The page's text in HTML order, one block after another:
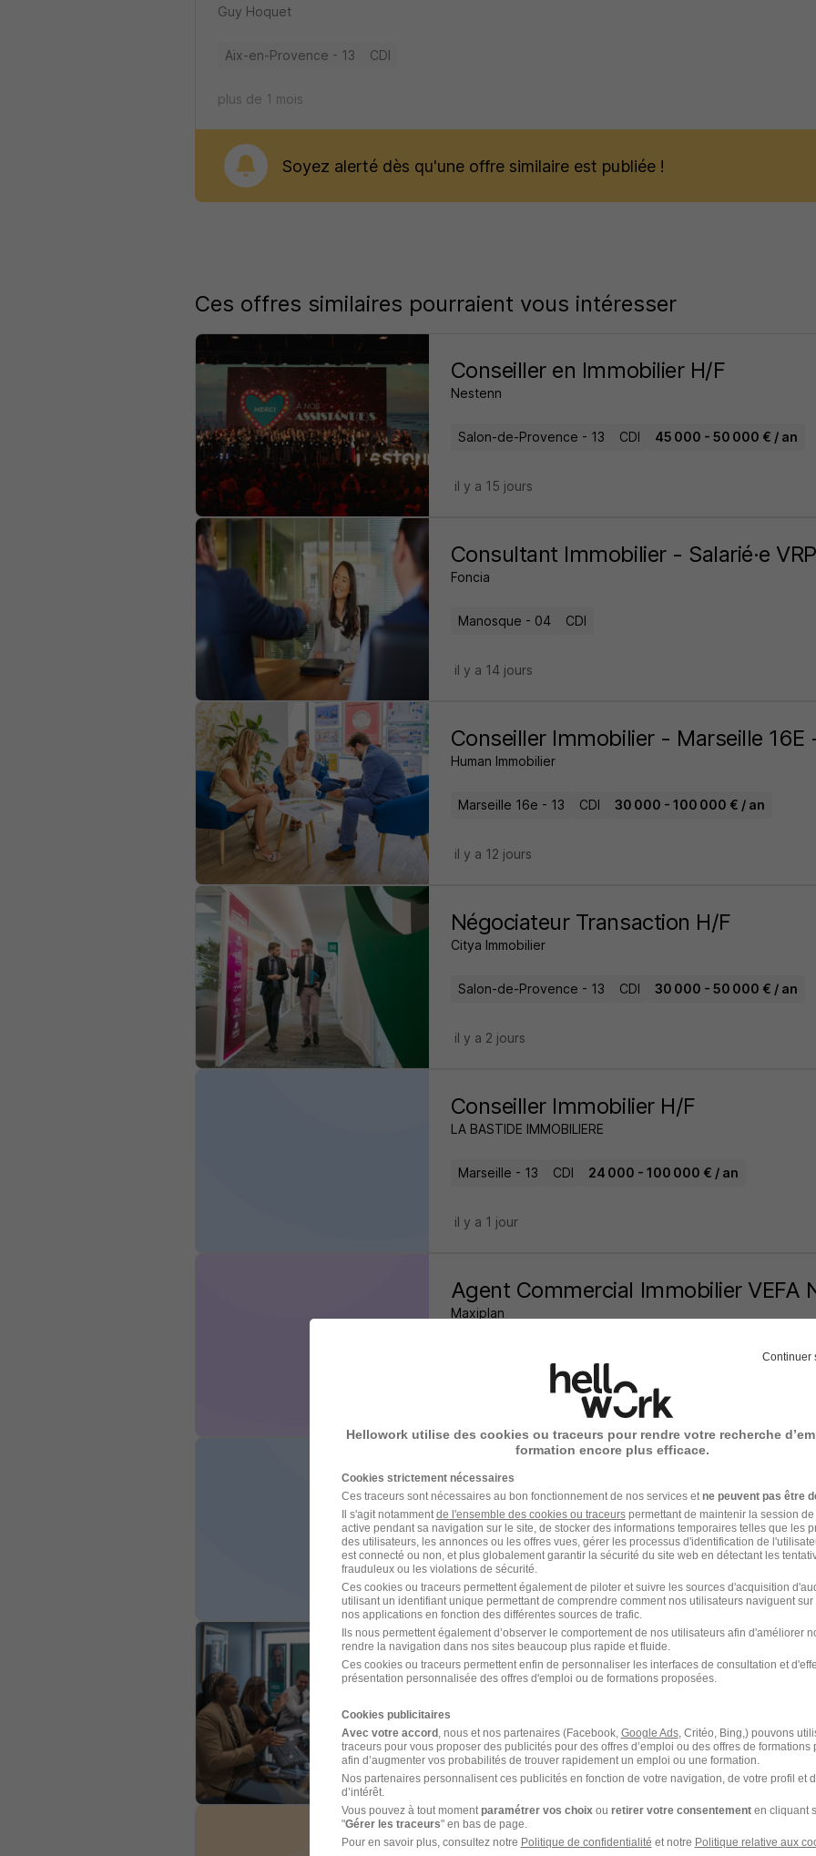
Guy Hoquet
Aix-en-Provence - 13 CDI
plus de 1 mois
Soyez alerté dès qu'une offre similaire est publiée !
Ces offres similaires pourraient vous intéresser
Conseiller en Immobilier H/F
Nestenn
Salon-de-Provence - 13 CDI 45 000 - 50 000 € / an
il y a 15 jours
Consultant Immobilier - Salarié·e
Foncia
Manosque - 04 CDI
il y a 14 jours
Conseiller Immobilier - Marseille 16E
Human Immobilier
Marseille 16e - 13 CDI 30 000 - 100 000 € / an
il y a 12 jours
Négociateur Transaction H/F
Citya Immobilier
Salon-de-Provence - 13 CDI 30 000 - 50 000 € / an
il y a 2 jours
Conseiller Immobilier H/F
LA BASTIDE IMMOBILIERE
Marseille - 13 CDI 24 000 - 100 000 € / an
il y a 1 jour
Agent Commercial Immobilier VEFA
Maxiplan
Conseiller en Immobilier Professionnel
Orpi
Aix-en-Provence - 13 CDI
il y a 12 jours
Conseiller Immobilier H/F
Century 21
il y a 4 heures
Conseiller en Immobilier de
Continuer
Hellowork utilise des cookies ou traceurs pour rendre votre recherche
formation encore plus efficace.
Cookies strictement nécessaires
Ces traceurs sont nécessaires au bon fonctionnement de nos services et ne peuvent pas être
Il s'agit notamment de l'ensemble des cookies ou traceurspermettant de maintenir la session
active pendant sa navigation sur le site, de stocker des informations temporaires telles que les
des utilisateurs, les annonces ou les offres vues, gérer les processus d'identification de
est connecté ou non, et plus globalement garantir la sécurité du site web en détectant les
frauduleux ou les violations de sécurité.
Ces cookies ou traceurs permettent également de piloter et suivre les sources d'acquisition
utilisant un identifiant unique permettant de comprendre comment nos utilisateurs naviguent sur
nos applications en fonction des différentes sources de trafic.
Ils nous permettent également d’observer le comportement de nos utilisateurs afin d'améliorer
rendre la navigation dans nos sites beaucoup plus rapide et fluide.
Ces cookies ou traceurs permettent enfin de personnaliser les interfaces de consultation et
présentation personnalisée des offres d'emploi ou de formations proposées.
Cookies publicitaires
Avec votre accord, nous et nos partenaires (Facebook, Google Ads, Critéo, Bing,) pouvons
traceurs pour vous proposer des publicités pour des offres d’emploi ou des offres de formations
afin d’augmenter vos probabilités de trouver rapidement un emploi ou une formation.
Nos partenaires personnalisent ces publicités en fonction de votre navigation, de votre profil et
d’intérêt.
Vous pouvez à tout moment paramétrer vos choix ou retirer votre consentementen cliquant
"Gérer les traceurs" en bas de page.
Pour en savoir plus, consultez notre Politique de confidentialité et notre Politique relative aux